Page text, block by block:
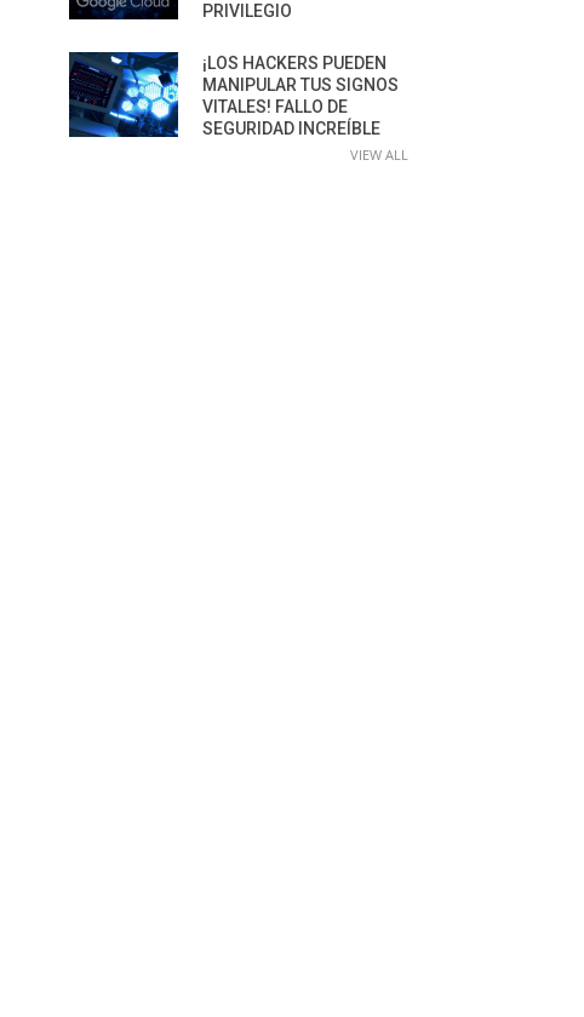
PRIVILEGIO
¡LOS HACKERS PUEDEN
MANIPULAR TUS SIGNOS
VITALES! FALLO DE
SEGURIDAD INCREÍBLE
VIEW ALL